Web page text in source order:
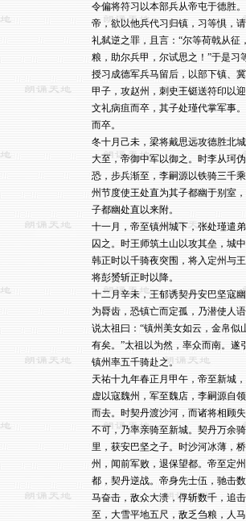
令偏将符习以本部兵从帝屯于德胜
帝，欲以他兵代习归镇，习等惧，
礼弑逆之罪，且言：“尔等荷戟从
粮，助尔兵甲，尔试思之！”于是
授习成德军兵马留后，以部下镇、
甲子，攻赵州，刺史王铤送符印以
文礼病疽而卒，其子处瑾代掌军事
而卒。
冬十月己未，梁将戴思远攻德胜北
大至，帝御中军以御之。时李从珂
恐，步兵渐至，李嗣源以铁骑三千
州节度使王处直为其子都幽于别室
子都幽处直以来附。
十一月，帝至镇州城下，张处瑾遣
囚之。时王师筑土山以攻其垒，城
韩正时以千骑夜突围，将入定州与
将彭赟斩正时以降。
十二月辛未，王郁诱契丹安巴坚寇
为脣齿，恐镇亡而定孤，乃潜使人
说太祖曰：“镇州美女如云，金帛
有矣。”太祖以为然，率众而南。
镇州率五千骑赴之。
天祐十九年春正月甲午，帝至新城
虚以寇魏州，军至魏店，李嗣源自
而去。时契丹渡沙河，而诸将相顾
不可，乃率亲骑至新城。契丹万余
里，获安巴坚之子。时沙河冰薄，
州，闻前军败，退保望都。帝至定
都，契丹逆战。帝身先士伍，驰击
马奋击，敌众大溃，俘斩数千，追
至，大雪平地五尺，敌乏刍粮，人